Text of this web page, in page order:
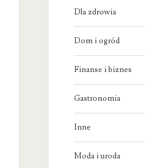
Dla zdrowia
Dom i ogród
Finanse i biznes
Gastronomia
Inne
Moda i uroda